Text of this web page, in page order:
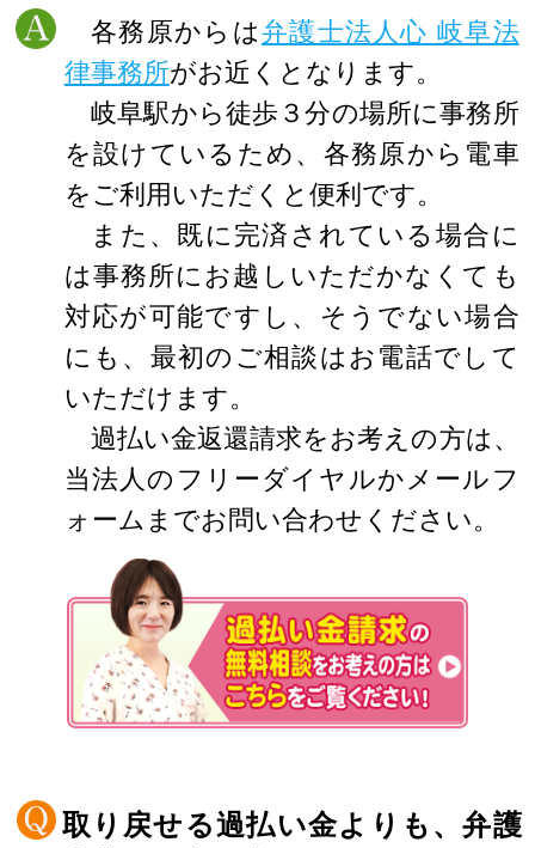
各務原からは弁護士法人心 岐阜法
律事務所がお近くとなります。
岐阜駅から徒歩３分の場所に事務所
を設けているため、各務原から電車
をご利用いただくと便利です。
また、既に完済されている場合に
は事務所にお越しいただかなくても
対応が可能ですし、そうでない場合
にも、最初のご相談はお電話でして
いただけます。
過払い金返還請求をお考えの方は、
当法人のフリーダイヤルかメールフ
ォームまでお問い合わせください。
取り戻せる過払い金よりも、弁護